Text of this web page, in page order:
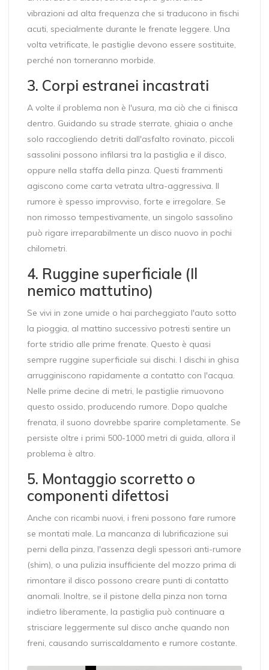
vibrazioni ad alta frequenza che si traducono in fischi
acuti, specialmente durante le frenate leggere. Una
volta vetrificate, le pastiglie devono essere sostituite,
perché non torneranno morbide.
3. Corpi estranei incastrati
A volte il problema non è l'usura, ma ciò che ci finisca
dentro. Guidando su strade sterrate, ghiaia o anche
solo raccogliendo detriti dall'asfalto rovinato, piccoli
sassolini possono infilarsi tra la pastiglia e il disco,
oppure nella staffa della pinza. Questi frammenti
agiscono come carta vetrata ultra-aggressiva. Il
rumore è spesso improvviso, forte e irregolare. Se
non rimosso tempestivamente, un singolo sassolino
può rigare irreparabilmente un disco nuovo in pochi
chilometri.
4. Ruggine superficiale (Il
nemico mattutino)
Se vivi in zone umide o hai parcheggiato l'auto sotto
la pioggia, al mattino successivo potresti sentire un
forte stridio alle prime frenate. Questo è quasi
sempre ruggine superficiale sui dischi. I dischi in ghisa
arrugginiscono rapidamente a contatto con l'acqua.
Nelle prime decine di metri, le pastiglie rimuovono
questo ossido, producendo rumore. Dopo qualche
frenata, il suono dovrebbe sparire completamente. Se
persiste oltre i primi 500-1000 metri di guida, allora il
problema è altro.
5. Montaggio scorretto o
componenti difettosi
Anche con ricambi nuovi, i freni possono fare rumore
se montati male. La mancanza di lubrificazione sui
perni della pinza, l'assenza degli spessori anti-rumore
(shim), o una pulizia insufficiente del mozzo prima di
rimontare il disco possono creare punti di contatto
anomali. Inoltre, se il pistone della pinza non torna
indietro liberamente, la pastiglia può continuare a
strisciare leggermente sul disco anche quando non
freni, causando surriscaldamento e rumore costante.